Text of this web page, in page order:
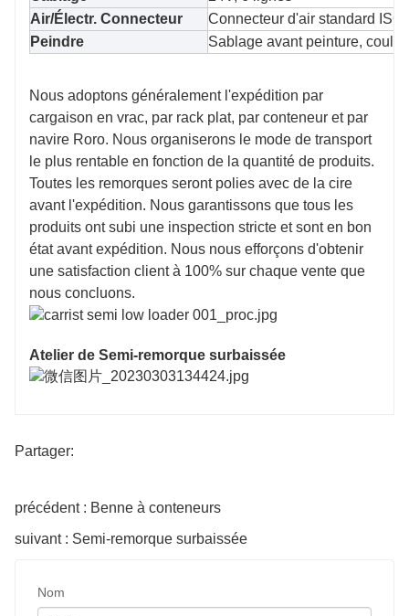
Air/Électr. Connecteur
Connecteur d'air standard
Peindre
Sablage avant peinture,
Nous adoptons généralement l'expédition par
cargaison en vrac, par rack plat, par conteneur et par
navire Roro. Nous organiserons le mode de transport
le plus rentable en fonction de la quantité de produits.
Toutes les remorques seront polies avec de la cire
avant l'expédition. Nous garantissons que tous les
produits ont subi une inspection stricte et sont en bon
état avant expédition. Nous nous efforçons d'obtenir
une satisfaction client à 100% sur chaque vente que
nous concluons.
Atelier de Semi-remorque surbaissée
Partager:
précédent : Benne à conteneurs
suivant : Semi-remorque surbaissée
Nom